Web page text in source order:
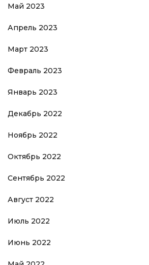
Май 2023
Апрель 2023
Март 2023
Февраль 2023
Январь 2023
Декабрь 2022
Ноябрь 2022
Октябрь 2022
Сентябрь 2022
Август 2022
Июль 2022
Июнь 2022